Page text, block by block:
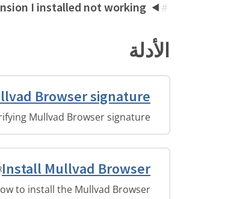
#
I installed not working?
الأدلة
Browser signature
Mullvad Browser signature
Install Mullvad Browser
to install the Mullvad Browser.